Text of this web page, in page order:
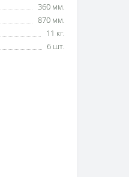
360 мм.
870 мм.
11 кг.
6 шт.